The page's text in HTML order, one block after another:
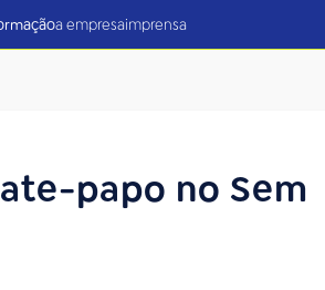
a empresaimprensa
papo no Sem